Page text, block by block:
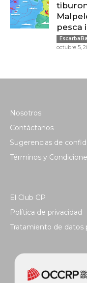
pesca
octubre 5,
Nosotros
Contáctanos
Sugerencias de
Términos y
El Club CP
Política de privacidad
Tratamiento de datos